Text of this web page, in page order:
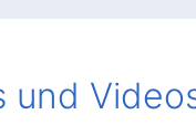
und